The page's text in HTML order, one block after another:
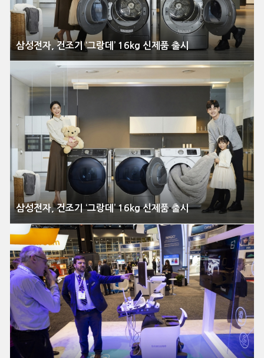
삼성전자, 건조기 ‘그랑데’ 16kg 신제품 출시
삼성전자, 건조기 ‘그랑데’ 16kg 신제품 출시